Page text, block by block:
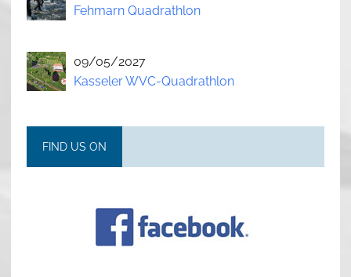
Fehmarn Quadrathlon
09/05/2027
Kasseler WVC-Quadrathlon
FIND US ON